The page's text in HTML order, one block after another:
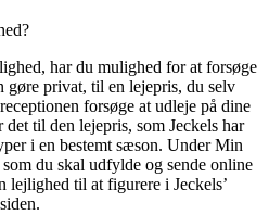
har du mulighed for at forsøge
gøre privat, til en lejepris, du selv
forsøge at udleje på dine
til den lejepris, som Jeckels har
i en bestemt sæson. Under Min
du skal udfylde og sende online
lejlighed til at figurere i Jeckels’